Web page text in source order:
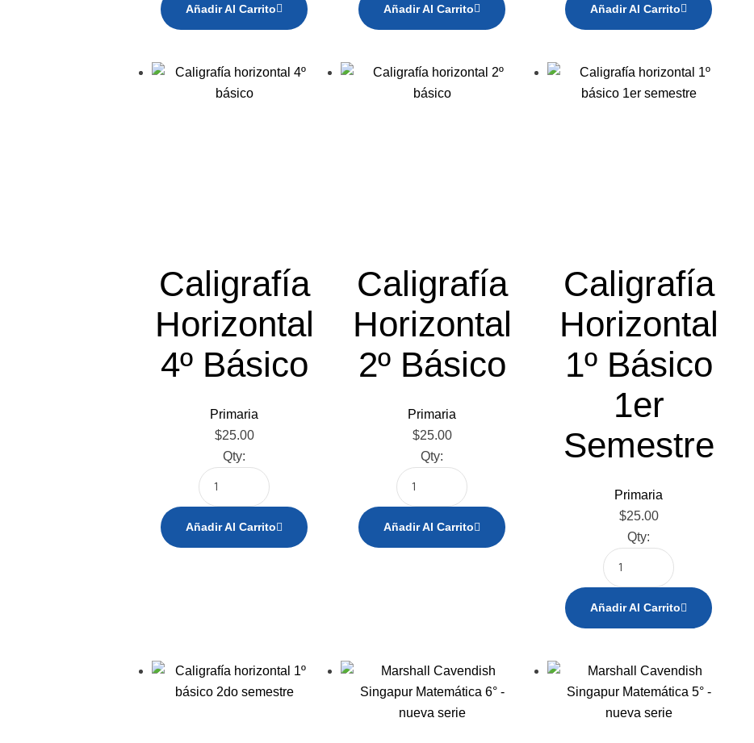
Añadir Al Carrito Añadir Al Carrito Añadir Al Carrito
Caligrafía
Horizontal
4º Básico
Primaria
$25.00
Qty:
Añadir Al Carrito
Caligrafía
Horizontal
2º Básico
Primaria
$25.00
Qty:
Añadir Al Carrito
Caligrafía
Horizontal
1º Básico
1er
Semestre
Primaria
$25.00
Qty:
Añadir Al Carrito